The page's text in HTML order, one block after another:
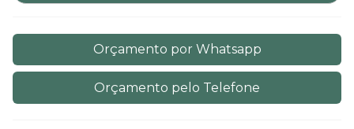
Orçamento por Whatsapp
Orçamento pelo Telefone